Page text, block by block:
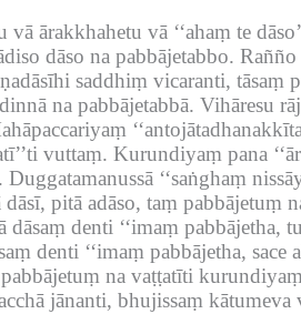
ārakkhahetu vā ‘‘ahaṃ te
dāso na pabbājetabbo. Rañño
saddhiṃ vicaranti, tāsaṃ
na pabbājetabbā. Vihāresu
vuttaṃ. Kurundiyaṃ pana
Duggatamanussā ‘‘saṅghaṃ
dāsī, pitā adāso, taṃ pabbājetuṃ
denti ‘‘imaṃ pabbājetha,
denti ‘‘imaṃ pabbājetha, sace
na vaṭṭatīti
jānanti, bhujissaṃ kātumeva